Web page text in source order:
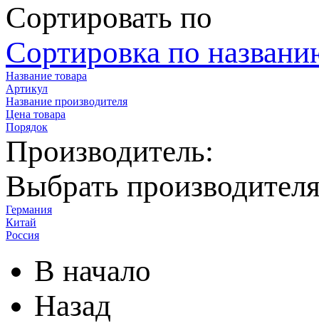
Сортировать по
Сортировка по
Название товара
Артикул
Название производителя
Цена товара
Порядок
Производитель:
Выбрать
Германия
Китай
Россия
В начало
Назад